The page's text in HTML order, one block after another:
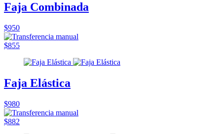
Faja Combinada
$950
$855
Faja Elástica
$980
$882